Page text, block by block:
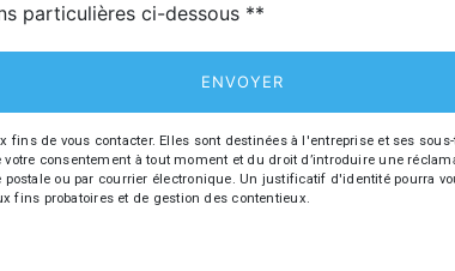
particulières ci-dessous **
ENVOYER
de vous contacter. Elles sont destinées à l'entreprise et ses
votre consentement à tout moment et du droit d’introduire une
postale ou par courrier électronique. Un justificatif d'identité pourra
fins probatoires et de gestion des contentieux.